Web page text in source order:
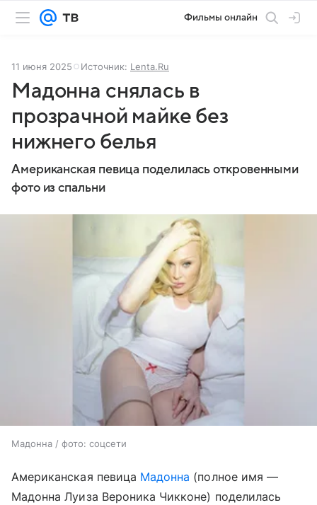
Фильмы онлайн
11 июня 2025 Источник: Lenta.Ru
Мадонна снялась в
прозрачной майке без
нижнего белья
Американская певица поделилась откровенными
фото из спальни
Мадонна / фото: соцсети
Американская певица Мадонна (полное имя —
Мадонна Луиза Вероника Чикконе) поделилась